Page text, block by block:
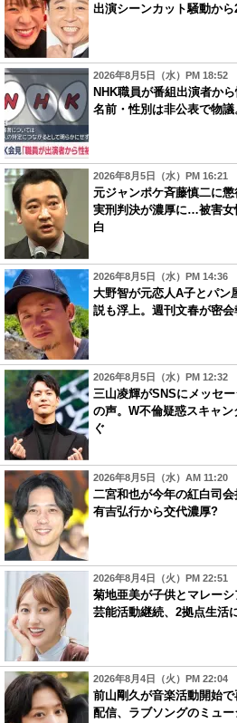
出演シーンカット騒動か
2026年8月5日（水）PM 18:52
NHK職員が番組出演者か
名前・性別は非公表で物
2026年8月5日（水）PM 16:21
元ジャンポケ斉藤慎二に
実刑判決が濃厚に…被害女
白
2026年8月5日（水）PM 14:36
大野智が元恋人A子とパン
説も浮上。週刊文春が密会
2026年8月5日（水）PM 12:32
三山凌輝がSNSにメッセ
の声。W不倫疑惑スキャ
ぐ
2026年8月5日（水）AM 11:20
二宮和也が今年の紅白司
有吉弘行から交代濃厚?
2026年8月4日（火）PM 22:51
菊地亜美が子供とマレー
芸能活動継続、2拠点生活
2026年8月4日（火）PM 22:04
前山剛久が音楽活動開始
配信、ラブソングのミュ